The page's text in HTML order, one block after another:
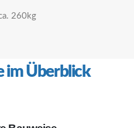
260kg
im Überblick